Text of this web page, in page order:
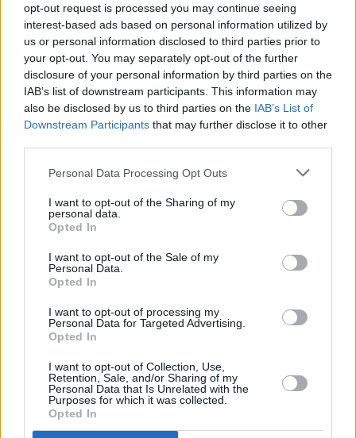
opt-out request is processed you may continue seeing
interest-based ads based on personal information utilized by
us or personal information disclosed to third parties prior to
your opt-out. You may separately opt-out of the further
disclosure of your personal information by third parties on the
IAB’s list of downstream participants. This information may
also be disclosed by us to third parties on the IAB’s List of
Downstream Participants that may further disclose it to other
Personal Data Processing Opt Outs
I want to opt-out of the Sharing of my
personal data.
Opted In
I want to opt-out of the Sale of my
Personal Data.
Opted In
I want to opt-out of processing my
Personal Data for Targeted Advertising.
Opted In
I want to opt-out of Collection, Use,
Retention, Sale, and/or Sharing of my
Personal Data that Is Unrelated with the
Purposes for which it was collected.
Opted In
κόμματα της αντιπολίτευσης θα διαπιστώνουν ότι δεν
μπορούν να... χτυπήσουν τον Μητσοτάκη, τόσο
περισσότερες θα είναι οι... γκάφες που θα υποπίπτουν,
απαξιώνοντας ακόμη περισσότερο την εικόνα τους...